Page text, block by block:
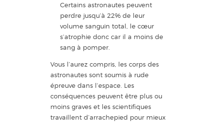
Certains astronautes peuvent
perdre jusqu’à 22% de leur
volume sanguin total, le cœur
s’atrophie donc car il a moins de
sang à pomper.
Vous l’aurez compris, les corps des
astronautes sont soumis à rude
épreuve dans l’espace. Les
conséquences peuvent être plus ou
moins graves et les scientifiques
travaillent d’arrachepied pour mieux